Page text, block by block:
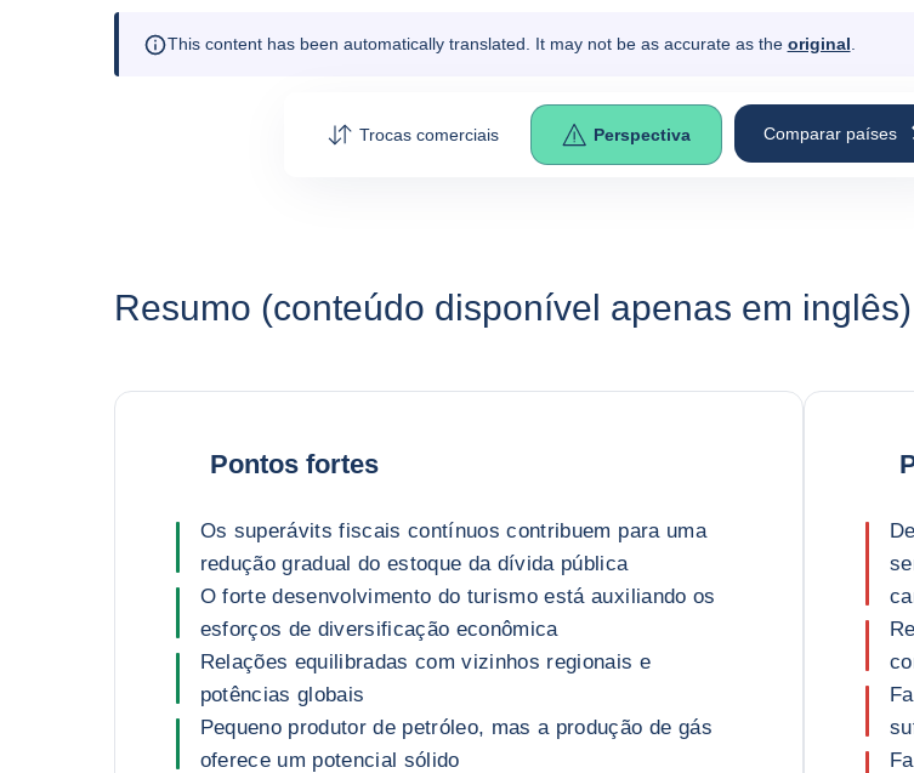
This content has been automatically translated. It may not be as accurate as the original
Trocas comerciais Perspectiva Comparar países
Resumo (conteúdo disponível apenas em inglês)
Pontos fortes
Os superávits fiscais contínuos contribuem para uma
redução gradual do estoque da dívida pública
O forte desenvolvimento do turismo está auxiliando os
esforços de diversificação econômica
Relações equilibradas com vizinhos regionais e
potências globais
Pequeno produtor de petróleo, mas a produção de gás
oferece um potencial sólido